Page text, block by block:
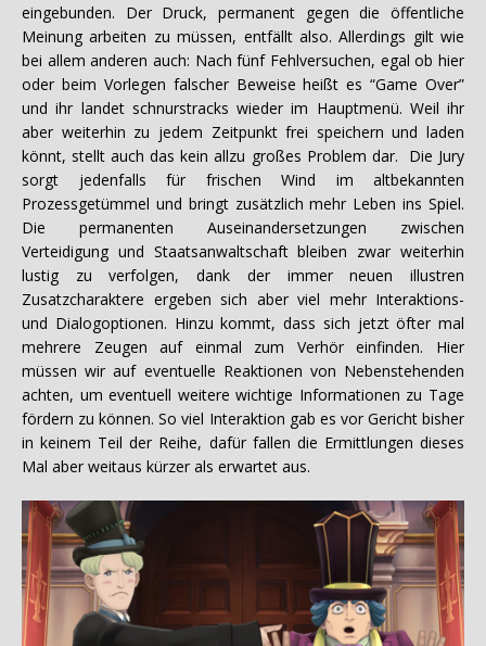
eingebunden. Der Druck, permanent gegen die öffentliche
Meinung arbeiten zu müssen, entfällt also. Allerdings gilt wie
bei allem anderen auch: Nach fünf Fehlversuchen, egal ob hier
oder beim Vorlegen falscher Beweise heißt es “Game Over”
und ihr landet schnurstracks wieder im Hauptmenü. Weil ihr
aber weiterhin zu jedem Zeitpunkt frei speichern und laden
könnt, stellt auch das kein allzu großes Problem dar. Die Jury
sorgt jedenfalls für frischen Wind im altbekannten
Prozessgetümmel und bringt zusätzlich mehr Leben ins Spiel.
Die permanenten Auseinandersetzungen zwischen
Verteidigung und Staatsanwaltschaft bleiben zwar weiterhin
lustig zu verfolgen, dank der immer neuen illustren
Zusatzcharaktere ergeben sich aber viel mehr Interaktions-
und Dialogoptionen. Hinzu kommt, dass sich jetzt öfter mal
mehrere Zeugen auf einmal zum Verhör einfinden. Hier
müssen wir auf eventuelle Reaktionen von Nebenstehenden
achten, um eventuell weitere wichtige Informationen zu Tage
fördern zu können. So viel Interaktion gab es vor Gericht bisher
in keinem Teil der Reihe, dafür fallen die Ermittlungen dieses
Mal aber weitaus kürzer als erwartet aus.